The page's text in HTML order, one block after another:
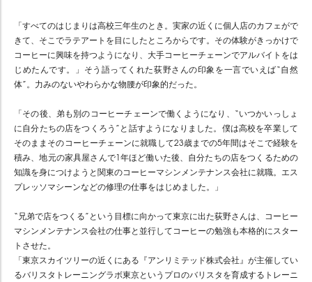
「すべてのはじまりは高校三年生のとき。実家の近くに個人店のカフェがで
きて、そこでラテアートを目にしたところからです。その体験がきっかけで
コーヒーに興味を持つようになり、大手コーヒーチェーンでアルバイトをは
じめたんです。」そう語ってくれた荻野さんの印象を一言でいえば“自然
体”。力みのないやわらかな物腰が印象的だった。
「その後、弟も別のコーヒーチェーンで働くようになり、“いつかいっしょ
に自分たちの店をつくろう”と話すようになりました。僕は高校を卒業して
そのままそのコーヒーチェーンに就職して23歳までの5年間はそこで経験を
積み、地元の家具屋さんで1年ほど働いた後、自分たちの店をつくるための
知識を身につけようと関東のコーヒーマシンメンテナンス会社に就職。エス
プレッソマシーンなどの修理の仕事をはじめました。」
“兄弟で店をつくる”という目標に向かって東京に出た荻野さんは、コーヒー
マシンメンテナンス会社の仕事と並行してコーヒーの勉強も本格的にスター
トさせた。
「東京スカイツリーの近くにある『アンリミテッド株式会社』が主催してい
るバリスタトレーニングラボ東京というプロのバリスタを育成するトレーニ